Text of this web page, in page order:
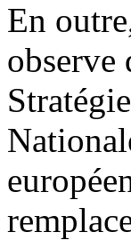
En
observe
Stratégie